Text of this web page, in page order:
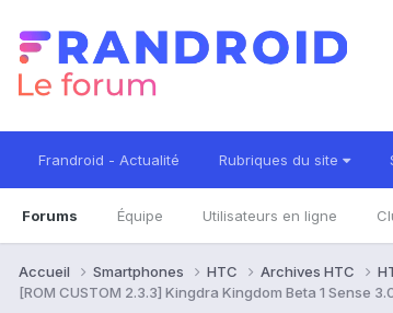
Frandroid - Actualité Rubriques du site
Forums Équipe Utilisateurs en ligne
Accueil Smartphones HTC Archives HTC
[ROM CUSTOM 2.3.3] Kingdra Kingdom Beta 1 Sense